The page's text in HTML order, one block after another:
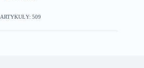
ARTYKUŁY: 509